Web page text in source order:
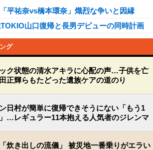
平祐奈vs橋本環奈」熾烈な争いと因縁
山口復帰と長男デビューの同時計画
グ
ク状態の清水アキラに心配の声…子供を亡
正輝らもたどった遺族ケアの道のり
日村が簡単に復帰できそうにない「もう1
…レギュラー11本抱える人気者のジレンマ
炊き出しの流儀」 被災地一番乗りがエラい